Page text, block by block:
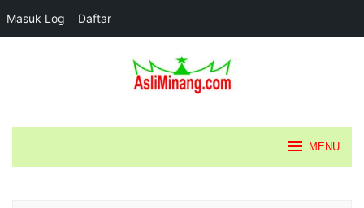
Masuk Log Daftar
MENU